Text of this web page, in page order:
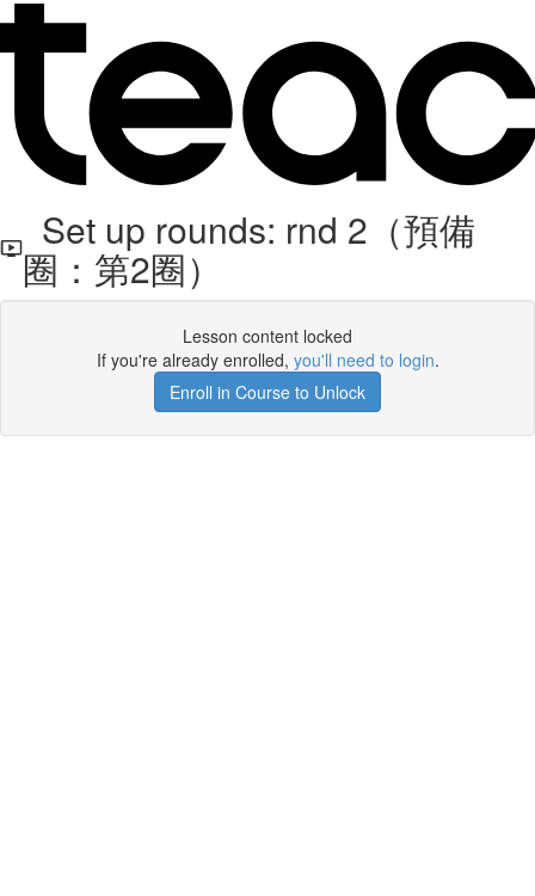
Set up rounds: rnd 2（預備
圈：第2圈）
Lesson content locked
If you're already enrolled, you'll need to login.
Enroll in Course to Unlock